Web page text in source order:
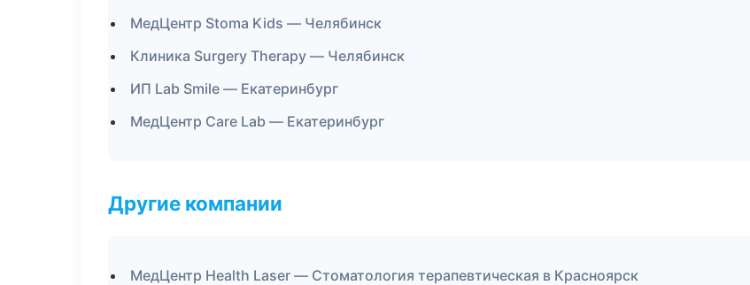
МедЦентр Stoma Kids — Челябинск
Клиника Surgery Therapy — Челябинск
ИП Lab Smile — Екатеринбург
МедЦентр Care Lab — Екатеринбург
Другие компании
МедЦентр Health Laser — Стоматология терапевтическая в Красноярск